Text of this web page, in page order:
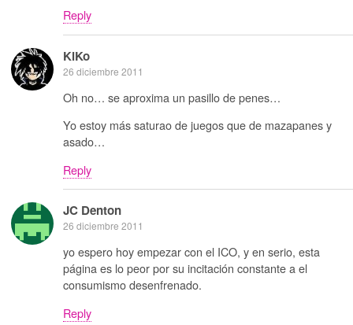
Reply
KiKo
26 diciembre 2011
Oh no… se aproxima un pasillo de penes…
Yo estoy más saturao de juegos que de mazapanes y
asado…
Reply
JC Denton
26 diciembre 2011
yo espero hoy empezar con el ICO, y en serio, esta
página es lo peor por su incitación constante a el
consumismo desenfrenado.
Reply